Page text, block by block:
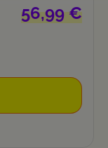
Regulärer
56,99 €